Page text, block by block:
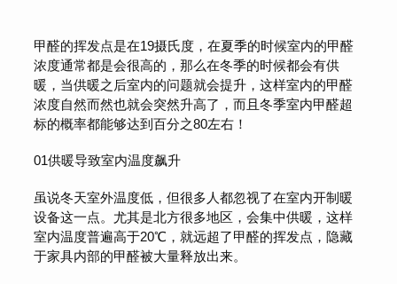
甲醛的挥发点是在19摄氏度，在夏季的时候室内的甲醛
浓度通常都是会很高的，那么在冬季的时候都会有供
暖，当供暖之后室内的问题就会提升，这样室内的甲醛
浓度自然而然也就会突然升高了，而且冬季室内甲醛超
标的概率都能够达到百分之80左右！
01供暖导致室内温度飙升
虽说冬天室外温度低，但很多人都忽视了在室内开制暖
设备这一点。尤其是北方很多地区，会集中供暖，这样
室内温度普遍高于20℃，就远超了甲醛的挥发点，隐藏
于家具内部的甲醛被大量释放出来。